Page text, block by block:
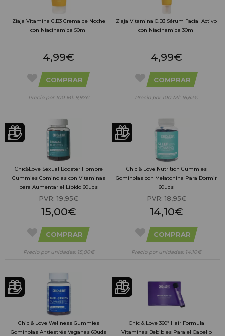
Ziaja Vitamina C.B3 Crema de Noche
con Niacinamida 50ml
4,99€
COMPRAR
Precio por 100 Ml: 9,97€
Ziaja Vitamina C.B3 Sérum Facial Activo
con Niacinamida 30ml
4,99€
COMPRAR
Precio por 100 Ml: 16,62€
Chic&Love Sexual Booster Hombre
Gummies Gominolas con Vitaminas
para Aumentar el Líbido 60uds
PVR: 19,95€
15,00€
COMPRAR
Precio por unidades: 15,00€
Chic & Love Nutrition Gummies
Gominolas con Melatonina Para Dormir
60uds
PVR:18,95€
14,10€
COMPRAR
Precio por unidades: 14,10€
Chic & Love Wellness Gummies
Gominolas Antiestrés Veganas 60uds
Chic & Love 360º Hair Formula
Vitaminas Bebibles Para el Cabello